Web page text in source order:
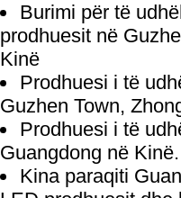
Burimi për të
prodhuesit në
Kinë
Prodhuesi i të
Guzhen Town,
Prodhuesi i të
Guangdong në Kinë.
Kina paraqiti